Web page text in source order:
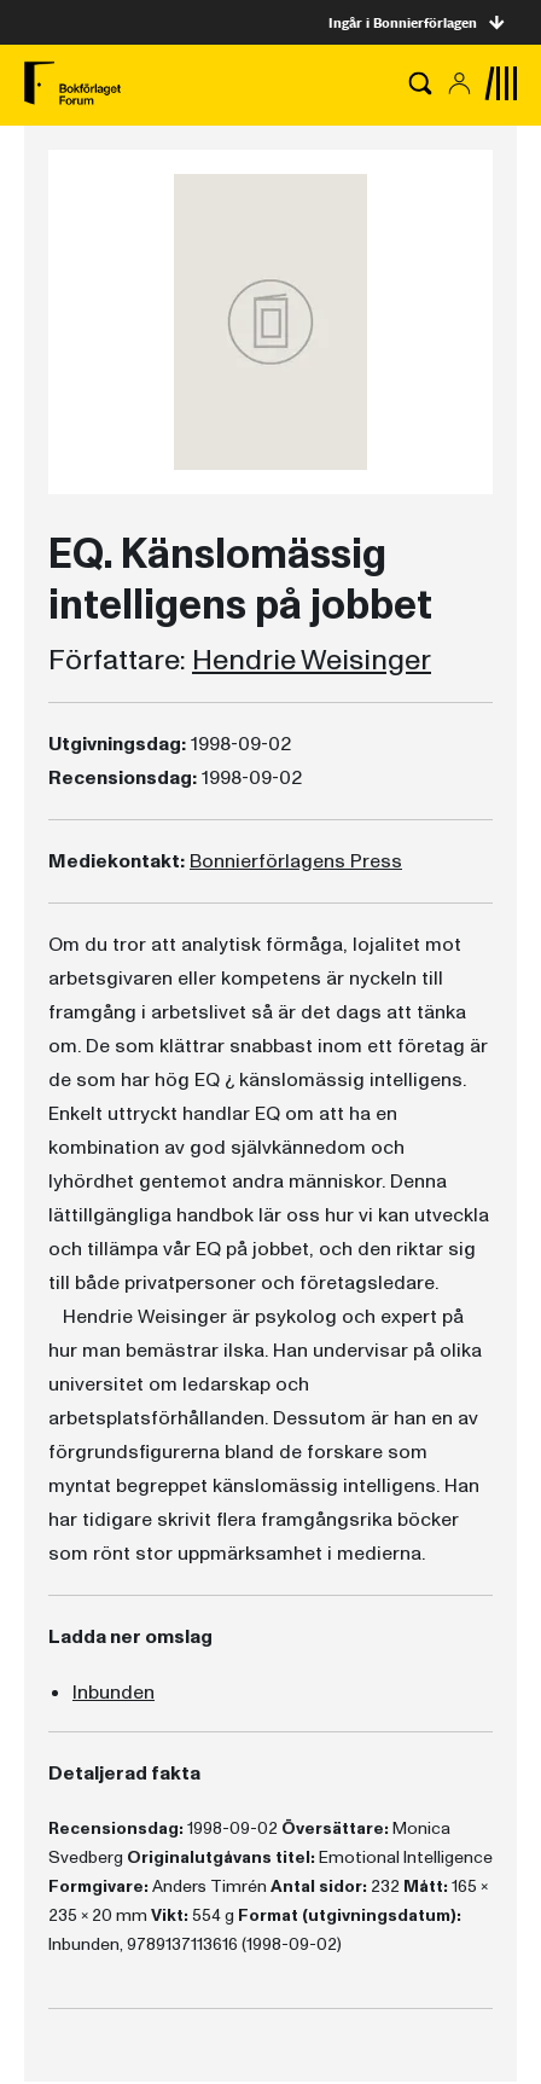
Ingår i Bonnierförlagen
EQ. Känslomässig
intelligens på jobbet
Författare: Hendrie Weisinger
Utgivningsdag:1998-09-02
Recensionsdag:1998-09-02
Mediekontakt: Bonnierförlagens Press
Om du tror att analytisk förmåga, lojalitet mot
arbetsgivaren eller kompetens är nyckeln till
framgång i arbetslivet så är det dags att tänka
om. De som klättrar snabbast inom ett företag är
de som har hög EQ ¿ känslomässig intelligens.
Enkelt uttryckt handlar EQ om att ha en
kombination av god självkännedom och
lyhördhet gentemot andra människor. Denna
lättillgängliga handbok lär oss hur vi kan utveckla
och tillämpa vår EQ på jobbet, och den riktar sig
till både privatpersoner och företagsledare.
Hendrie Weisinger är psykolog och expert på
hur man bemästrar ilska. Han undervisar på olika
universitet om ledarskap och
arbetsplatsförhållanden. Dessutom är han en av
förgrundsfigurerna bland de forskare som
myntat begreppet känslomässig intelligens. Han
har tidigare skrivit flera framgångsrika böcker
som rönt stor uppmärksamhet i medierna.
Ladda ner omslag
Inbunden
Detaljerad fakta
Recensionsdag: 1998-09-02 Översättare: Monica
Svedberg Originalutgåvans titel: Emotional Intelligence
Formgivare: Anders Timrén Antal sidor: 232 Mått: 165 x
235 x 20 mm Vikt: 554 g Format (utgivningsdatum):
Inbunden, 9789137113616 (1998-09-02)